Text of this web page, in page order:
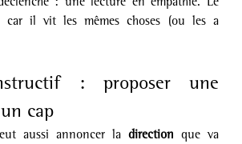
car il vit les mêmes choses (ou les a
: proposer une
cap
aussi annoncer la direction que va